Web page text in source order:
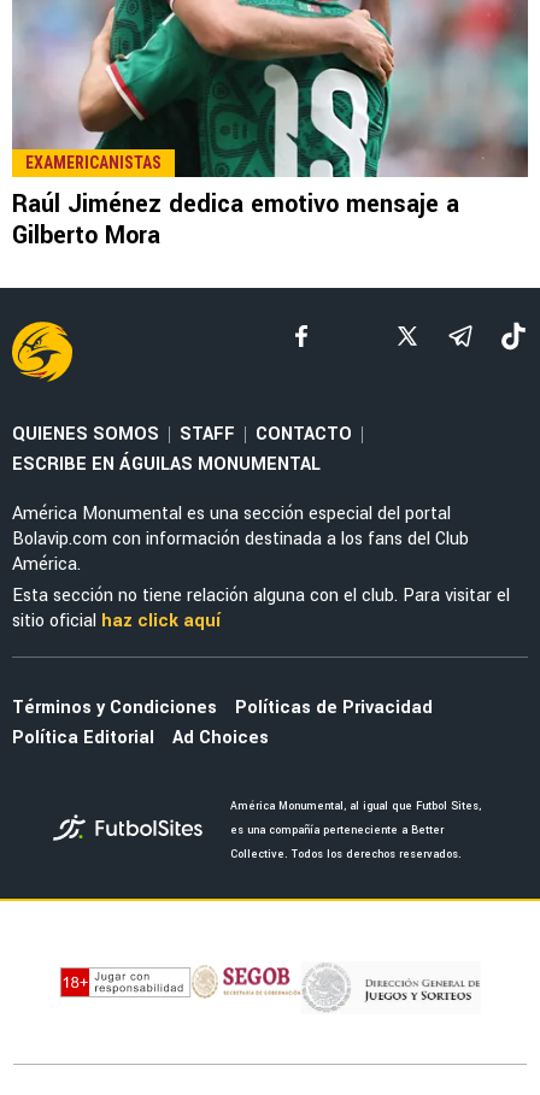
LEE TAMBIÉN
EX-AMÉRICA
Raúl Jiménez se olvida de América y reporta
oficialmente con los Wolves
MUNDIAL 2026
¿Por qué la ofensiva Raúl Jiménez - Julián
Mundo 2026?